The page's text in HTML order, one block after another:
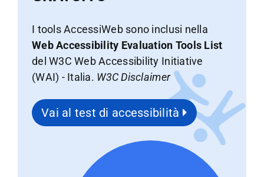
I tools AccessiWeb sono inclusi nella
Web Accessibility Evaluation Tools List
del W3C Web Accessibility Initiative
(WAI) - Italia. W3C Disclaimer
Vai al test di accessibilità